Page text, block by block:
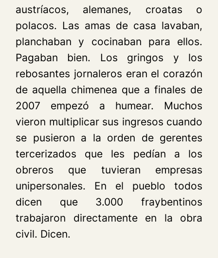
austríacos, alemanes, croatas o
polacos. Las amas de casa lavaban,
planchaban y cocinaban para ellos.
Pagaban bien. Los gringos y los
rebosantes jornaleros eran el corazón
de aquella chimenea que a finales de
2007 empezó a humear. Muchos
vieron multiplicar sus ingresos cuando
se pusieron a la orden de gerentes
tercerizados que les pedían a los
obreros que tuvieran empresas
unipersonales. En el pueblo todos
dicen que 3.000 fraybentinos
trabajaron directamente en la obra
civil. Dicen.